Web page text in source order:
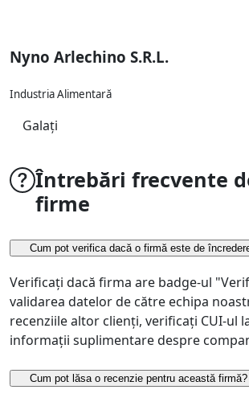
Nyno Arlechino S.R.L.
Industria Alimentară
Galați
Întrebări frecvente
firme
Cum pot verifica dacă o firmă este de
Verificați dacă firma are badge-ul
validarea datelor de către echipa
recenziile altor clienți, verificați CUI-ul
informații suplimentare despre
Cum pot lăsa o recenzie pentru această firmă?